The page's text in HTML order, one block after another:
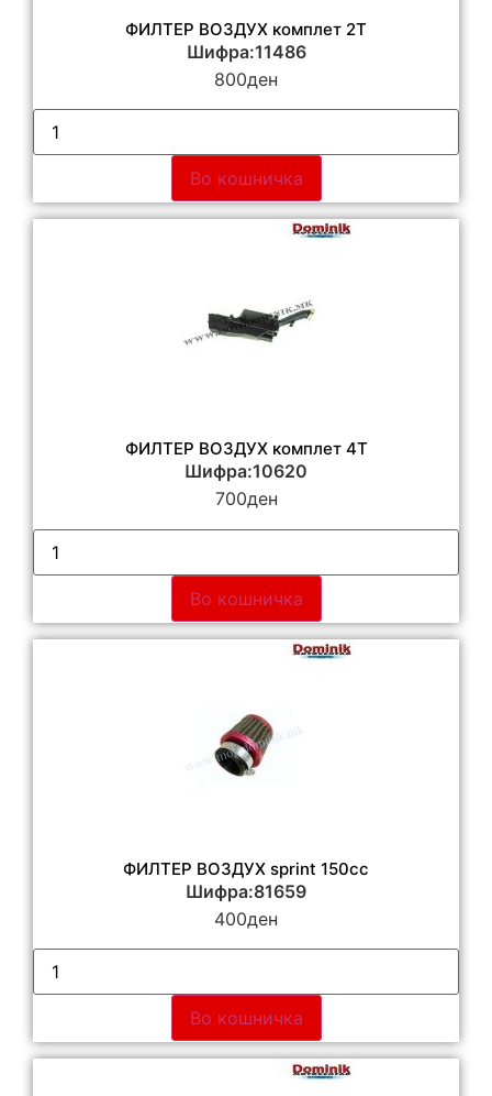
ФИЛТЕР ВОЗДУХ комплет 2Т
Шифра:11486
800ден
Во кошничка
ФИЛТЕР ВОЗДУХ комплет 4Т
Шифра:10620
700ден
Во кошничка
ФИЛТЕР ВОЗДУХ sprint 150cc
Шифра:81659
400ден
Во кошничка